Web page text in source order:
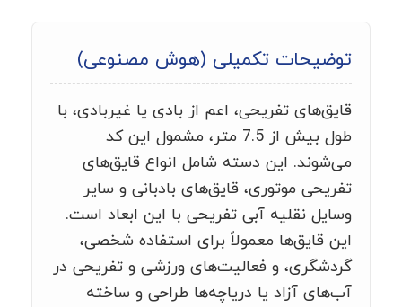
توضیحات تکمیلی (هوش مصنوعی)
قایق‌های تفریحی، اعم از بادی یا غیربادی، با
طول بیش از 7.5 متر، مشمول این کد
می‌شوند. این دسته شامل انواع قایق‌های
تفریحی موتوری، قایق‌های بادبانی و سایر
وسایل نقلیه آبی تفریحی با این ابعاد است.
این قایق‌ها معمولاً برای استفاده شخصی،
گردشگری، و فعالیت‌های ورزشی و تفریحی در
آب‌های آزاد یا دریاچه‌ها طراحی و ساخته